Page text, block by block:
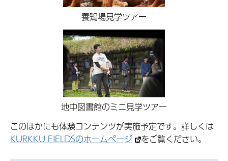
養鶏場見学ツアー
地中図書館のミニ見学ツアー
このほかにも体験コンテンツが実施予定です。詳しくは
KURKKU FIELDSのホームページ
をご覧ください。